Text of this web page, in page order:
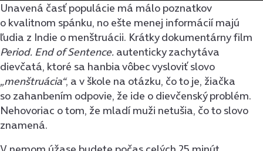
Unavená časť populácie má málo poznatkov
o kvalitnom spánku, no ešte menej informácií majú
ľudia z Indie o menštruácii. Krátky dokumentárny film
Period. End of Sentence. autenticky zachytáva
dievčatá, ktoré sa hanbia vôbec vysloviť slovo
„menštruácia“, a v škole na otázku, čo to je, žiačka
so zahanbením odpovie, že ide o dievčenský problém.
Nehovoriac o tom, že mladí muži netušia, čo to slovo
znamená.